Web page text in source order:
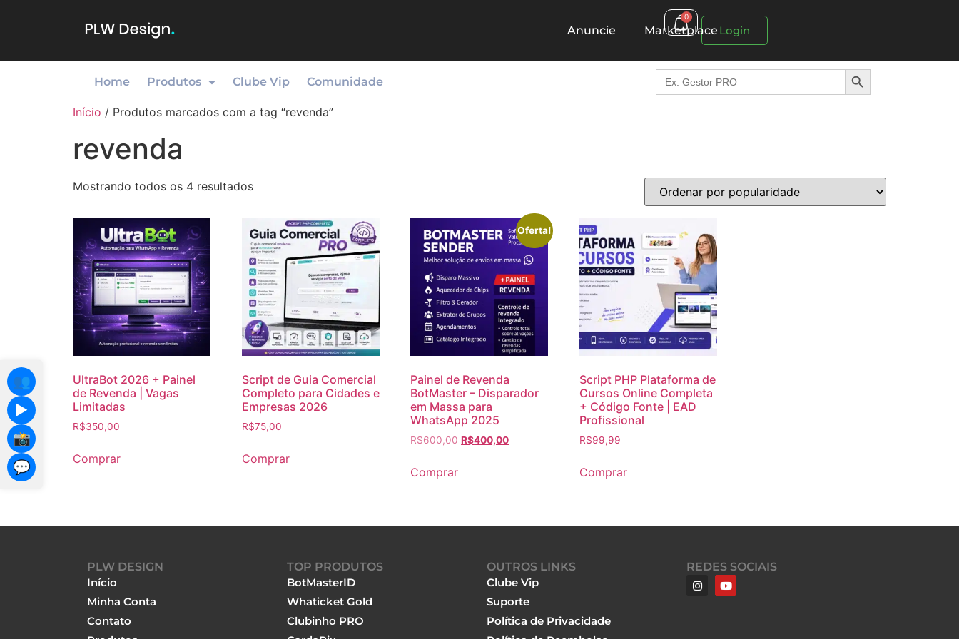
Anuncie Marketplace
0
Login
Home Produtos Clube Vip Comunidade
Search
for:
Search Button
Início / Produtos marcados com a tag “revenda”
revenda
Mostrando todos os 4 resultados
UltraBot 2026 + Painel
de Revenda | Vagas
Limitadas
R$350,00
Comprar
Script de Guia Comercial
Completo para Cidades e
Empresas 2026
R$75,00
Comprar
Oferta!
Painel de Revenda
BotMaster – Disparador
em Massa para
WhatsApp 2025
R$600,00 R$400,00
Comprar
Script PHP Plataforma de
Cursos Online Completa
+ Código Fonte | EAD
Profissional
R$99,99
Comprar
PLW DESIGN
Início
Minha Conta
Contato
TOP PRODUTOS
BotMasterID
Whaticket Gold
Clubinho PRO
👥
▶️
📸
💬
OUTROS LINKS
Clube Vip
Suporte
Política de Privacidade
REDES SOCIAIS